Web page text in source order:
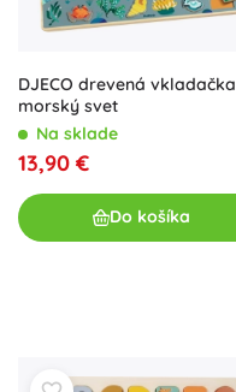
DJECO drevená vkladačka
morský svet
Na sklade
13,90 €
Do košíka